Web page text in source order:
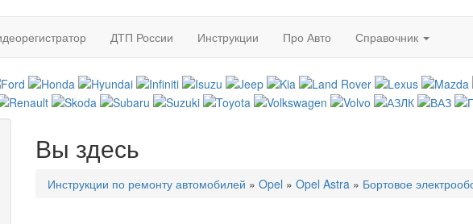
ДТП России Инструкции Про Авто Справочник
Вы здесь
Инструкции по ремонту автомобилей » Opel » Opel Astra » Бортовое